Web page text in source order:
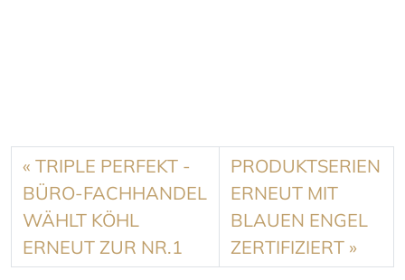
« TRIPLE PERFEKT -
BÜRO-FACHHANDEL
WÄHLT KÖHL
ERNEUT ZUR NR.1
PRODUKTSERIEN
ERNEUT MIT
BLAUEN ENGEL
ZERTIFIZIERT »